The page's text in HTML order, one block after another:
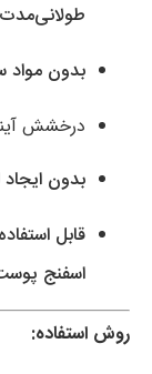
بدون مواد
درخشش
بدون
قابل
اسفنج
روش استفاده: